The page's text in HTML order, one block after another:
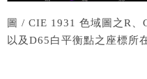
圖 / CIE 1931 色域圖之R、
以及D65白平衡點之座標所